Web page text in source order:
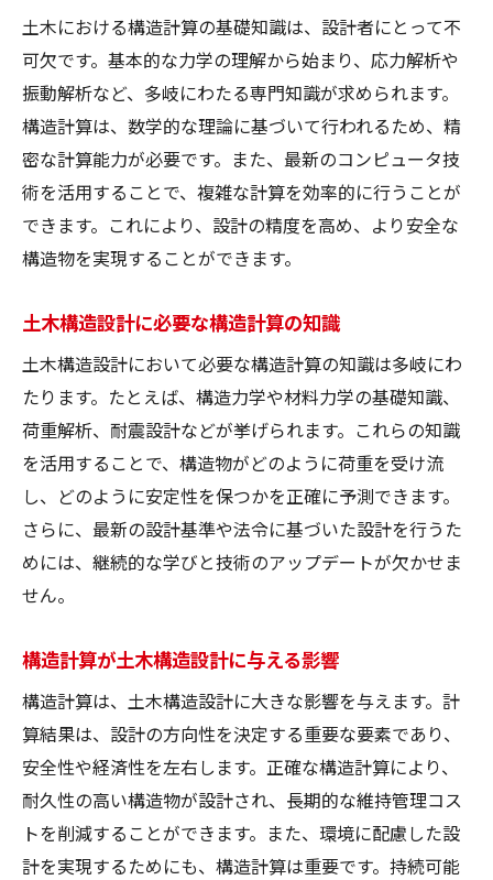
土木における構造計算の基礎知識は、設計者にとって不
可欠です。基本的な力学の理解から始まり、応力解析や
振動解析など、多岐にわたる専門知識が求められます。
構造計算は、数学的な理論に基づいて行われるため、精
密な計算能力が必要です。また、最新のコンピュータ技
術を活用することで、複雑な計算を効率的に行うことが
できます。これにより、設計の精度を高め、より安全な
構造物を実現することができます。
土木構造設計に必要な構造計算の知識
土木構造設計において必要な構造計算の知識は多岐にわ
たります。たとえば、構造力学や材料力学の基礎知識、
荷重解析、耐震設計などが挙げられます。これらの知識
を活用することで、構造物がどのように荷重を受け流
し、どのように安定性を保つかを正確に予測できます。
さらに、最新の設計基準や法令に基づいた設計を行うた
めには、継続的な学びと技術のアップデートが欠かせま
せん。
構造計算が土木構造設計に与える影響
構造計算は、土木構造設計に大きな影響を与えます。計
算結果は、設計の方向性を決定する重要な要素であり、
安全性や経済性を左右します。正確な構造計算により、
耐久性の高い構造物が設計され、長期的な維持管理コス
トを削減することができます。また、環境に配慮した設
計を実現するためにも、構造計算は重要です。持続可能